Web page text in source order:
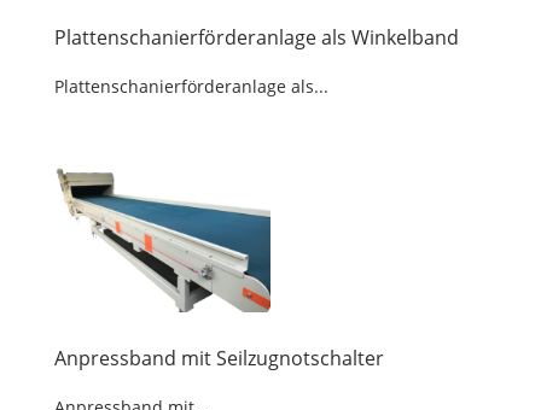
Plattenschanierförderanlage als Winkelband
Plattenschanierförderanlage als...
Anpressband mit Seilzugnotschalter